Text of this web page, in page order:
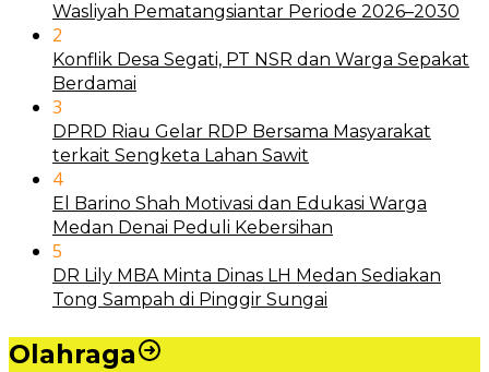
Wasliyah Pematangsiantar Periode 2026–2030
2
Konflik Desa Segati, PT NSR dan Warga Sepakat
Berdamai
3
DPRD Riau Gelar RDP Bersama Masyarakat
terkait Sengketa Lahan Sawit
4
El Barino Shah Motivasi dan Edukasi Warga
Medan Denai Peduli Kebersihan
5
DR Lily MBA Minta Dinas LH Medan Sediakan
Tong Sampah di Pinggir Sungai
Olahraga